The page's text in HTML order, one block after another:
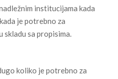
institucijama kada
je potrebno za
sa propisima.
koliko je potrebno za